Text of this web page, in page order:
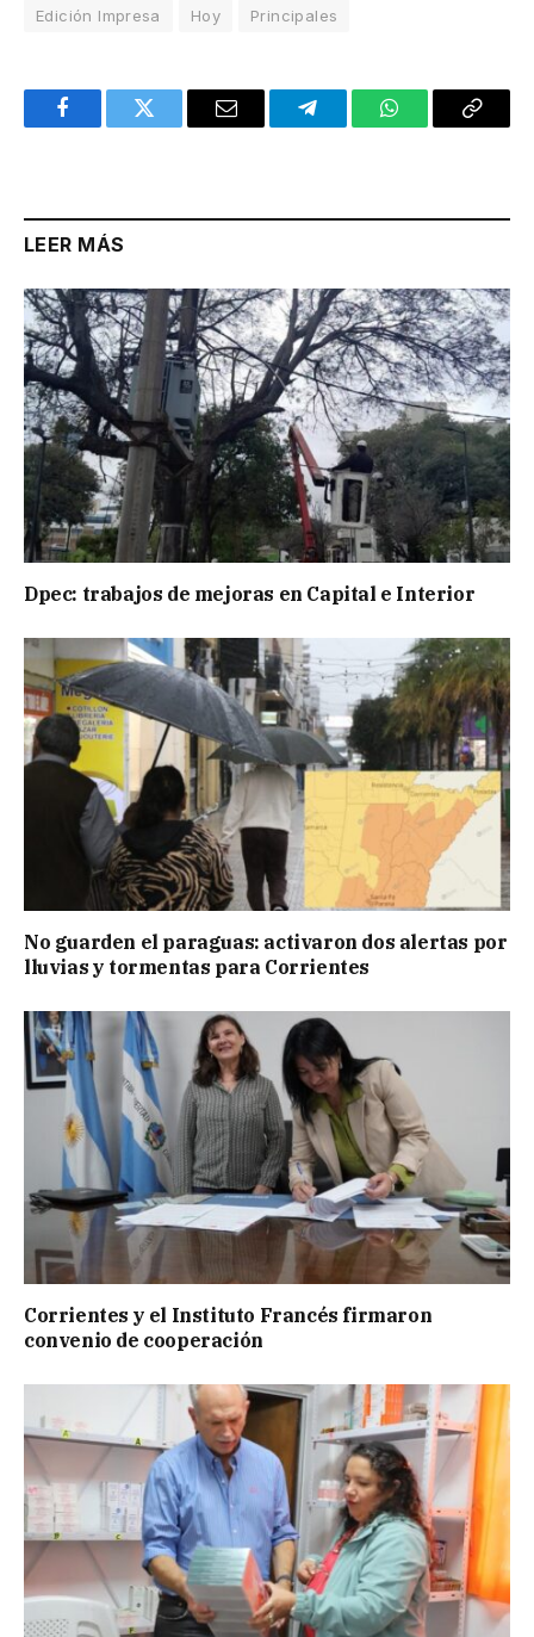
Edición Impresa Hoy Principales
FacebookTwitter Email TelegramWhatsAppCopy
LEER MÁS
Dpec: trabajos de mejoras en Capital e Interior
No guarden el paraguas: activaron dos alertas por
lluvias y tormentas para Corrientes
Corrientes y el Instituto Francés firmaron
convenio de cooperación